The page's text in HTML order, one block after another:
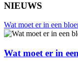
NIEUWS
Wat moet er in een
Wat moet er in